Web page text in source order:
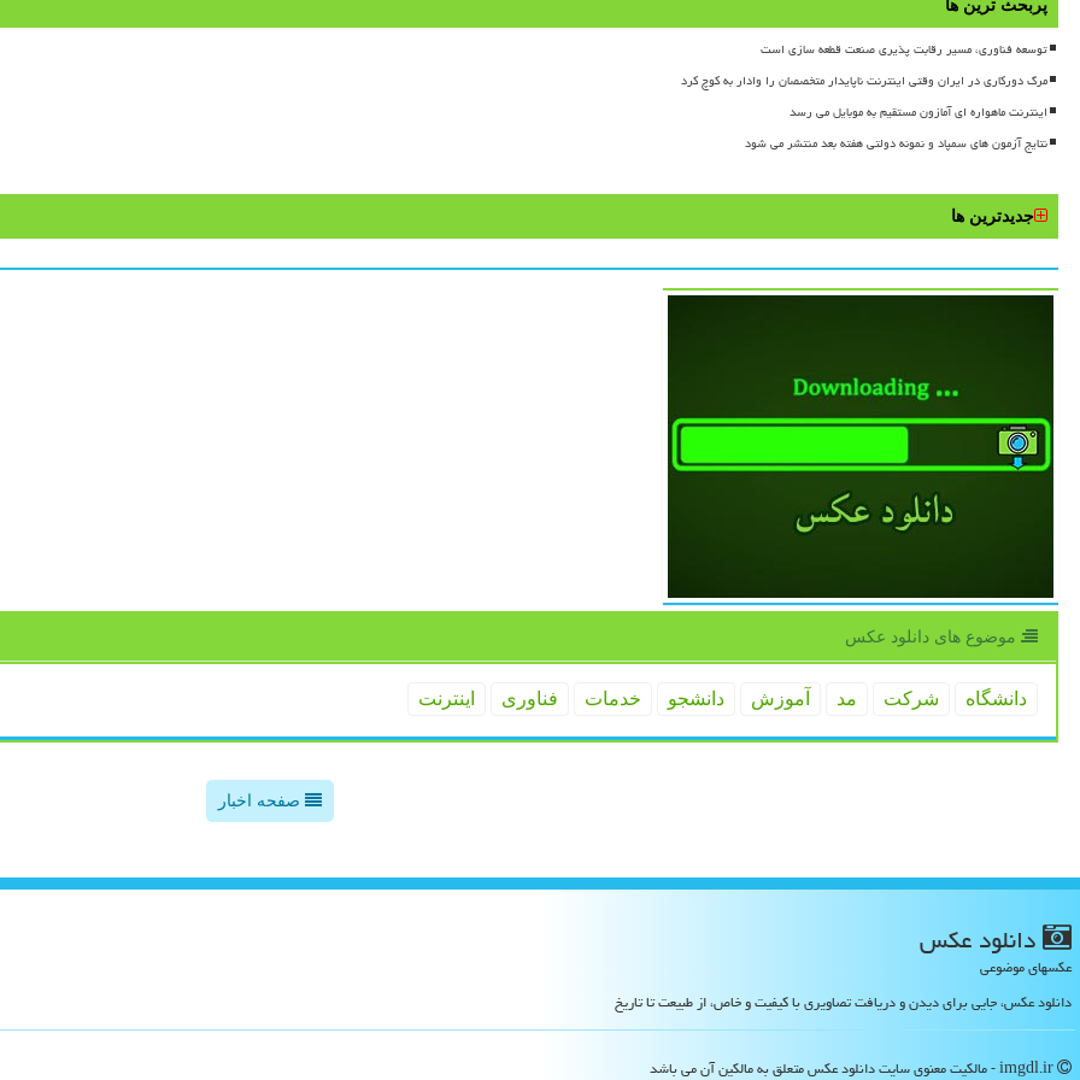
پربحث ترین ها
توسعه فناوری، مسیر رقابت پذیری صنعت قطعه سازی است
مرگ دورکاری در ایران وقتی اینترنت ناپایدار متخصصان را وادار به کوچ کرد
اینترنت ماهواره ای آمازون مستقیم به موبایل می رسد
نتایج آزمون های سمپاد و نمونه دولتی هفته بعد منتشر می شود
جدیدترین ها
موضوع های دانلود عكس
دانشگاه شركت مد آموزش دانشجو خدمات فناوری اینترنت
صفحه اخبار
دانلود عكس
عکسهای موضوعی
دانلود عکس، جایی برای دیدن و دریافت تصاویری با کیفیت و خاص، از طبیعت تا تاریخ